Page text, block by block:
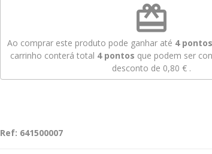
redeem
Ao comprar este produto pode ganhar até 4
carrinho conterá total 4pontos que podem ser
desconto de 0,80 € .
Ref: 641500007